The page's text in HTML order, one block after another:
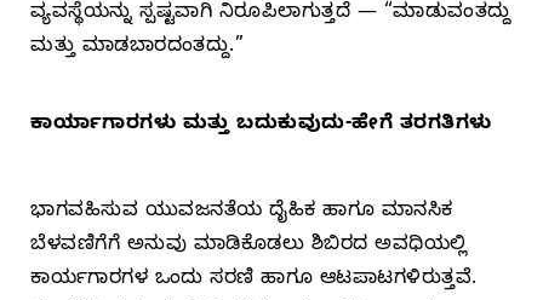
ವ್ಯವಸ್ಥೆಯನ್ನು ಸ್ಪಷ್ಟವಾಗಿ ನಿರೂಪಿಲಾಗುತ್ತದೆ — “ಮಾಡುವಂತದ್ದು
ಮತ್ತು ಮಾಡಬಾರದಂತದ್ದು.”
ಕಾರ್ಯಾಗಾರಗಳು ಮತ್ತು ಬದುಕುವುದು-ಹೇಗೆ ತರಗತಿಗಳು
ಭಾಗವಹಿಸುವ ಯುವಜನತೆಯ ದೈಹಿಕ ಹಾಗೂ ಮಾನಸಿಕ
ಬೆಳವಣಿಗೆಗೆ ಅನುವು ಮಾಡಿಕೊಡಲು ಶಿಬಿರದ ಅವಧಿಯಲ್ಲಿ
ಕಾರ್ಯಗಾರಗಳ ಒಂದು ಸರಣಿ ಹಾಗೂ ಆಟಪಾಟಗಳಿರುತ್ತವೆ.